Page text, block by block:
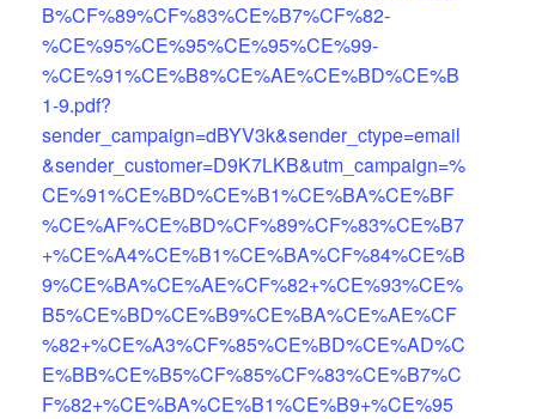
B%CF%89%CF%83%CE%B7%CF%82-
%CE%95%CE%95%CE%95%CE%99-
%CE%91%CE%B8%CE%AE%CE%BD%CE%B
1-9.pdf?
sender_campaign=dBYV3k&sender_ctype=email
&sender_customer=D9K7LKB&utm_campaign=%
CE%91%CE%BD%CE%B1%CE%BA%CE%BF
%CE%AF%CE%BD%CF%89%CF%83%CE%B7
+%CE%A4%CE%B1%CE%BA%CF%84%CE%B
9%CE%BA%CE%AE%CF%82+%CE%93%CE%
B5%CE%BD%CE%B9%CE%BA%CE%AE%CF
%82+%CE%A3%CF%85%CE%BD%CE%AD%C
E%BB%CE%B5%CF%85%CF%83%CE%B7%C
F%82+%CE%BA%CE%B1%CE%B9+%CE%95